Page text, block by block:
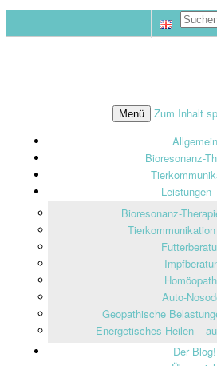
Menü
Zum Inhalt
Allgemein
Bioresonanz-
Leistungen
Bioresonanz-
Auto-
Geopathische
Energetisches Heilen –
Der Blog!